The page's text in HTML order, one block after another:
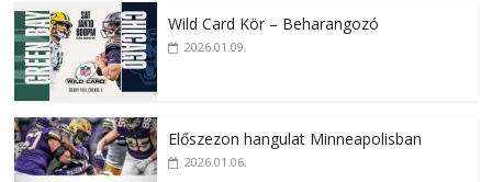
Wild Card Kör – Beharangozó
2026.01.09.
Előszezon hangulat Minneapolisban
2026.01.06.